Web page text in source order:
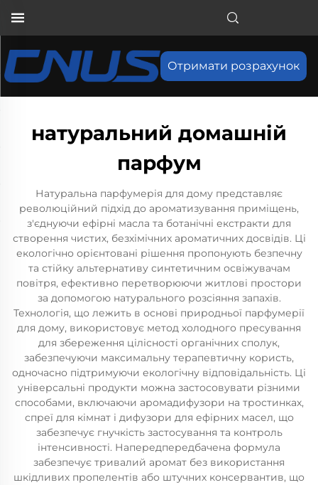
Отримати розрахунок
натуральний домашній
парфум
Натуральна парфумерія для дому представляє
революційний підхід до ароматизування приміщень,
з'єднуючи ефірні масла та ботанічні екстракти для
створення чистих, безхімічних ароматичних досвідів. Ці
екологічно орієнтовані рішення пропонують безпечну
та стійку альтернативу синтетичним освіжувачам
повітря, ефективно перетворюючи житлові простори
за допомогою натурального розсіяння запахів.
Технологія, що лежить в основі природньої парфумерії
для дому, використовує метод холодного пресування
для збереження цілісності органічних сполук,
забезпечуючи максимальну терапевтичну користь,
одночасно підтримуючи екологічну відповідальність. Ці
універсальні продукти можна застосовувати різними
способами, включаючи аромадифузори на тростинках,
спреї для кімнат і дифузори для ефірних масел, що
забезпечує гнучкість застосування та контроль
інтенсивності. Напередпередбачена формула
забезпечує тривалий аромат без використання
шкідливих пропелентів або штучних консервантив, що